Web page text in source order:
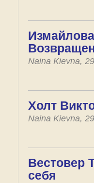
Naina Kievna,
Холт
Naina Kievna,
Вестовер
себя